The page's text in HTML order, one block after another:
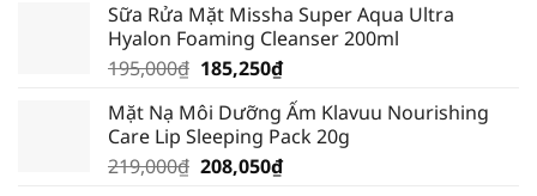
là:
389,000₫.
tại
là:
339,000₫.
Sữa Rửa Mặt Missha Super Aqua Ultra
Hyalon Foaming Cleanser 200ml
195,000₫ Giá
là:
195,000₫.
185,250₫Giá
tại
là:
185,250₫.
Mặt Nạ Môi Dưỡng Ẩm Klavuu Nourishing
Care Lip Sleeping Pack 20g
219,000₫ Giá
208,050₫Giá